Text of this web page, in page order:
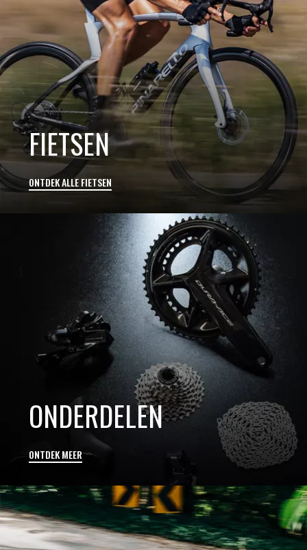
ONTDEK ALLE FIETSEN
FIETSEN
ONTDEK MEER
ONDERDELEN